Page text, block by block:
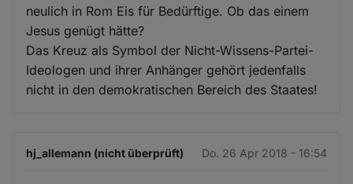
neulich in Rom Eis für Bedürftige. Ob das einem
Jesus genügt hätte?
Das Kreuz als Symbol der Nicht-Wissens-Partei-
Ideologen und ihrer Anhänger gehört jedenfalls
nicht in den demokratischen Bereich des Staates!
hj_allemann (nicht überprüft) Do. 26 Apr 2018 - 16:54